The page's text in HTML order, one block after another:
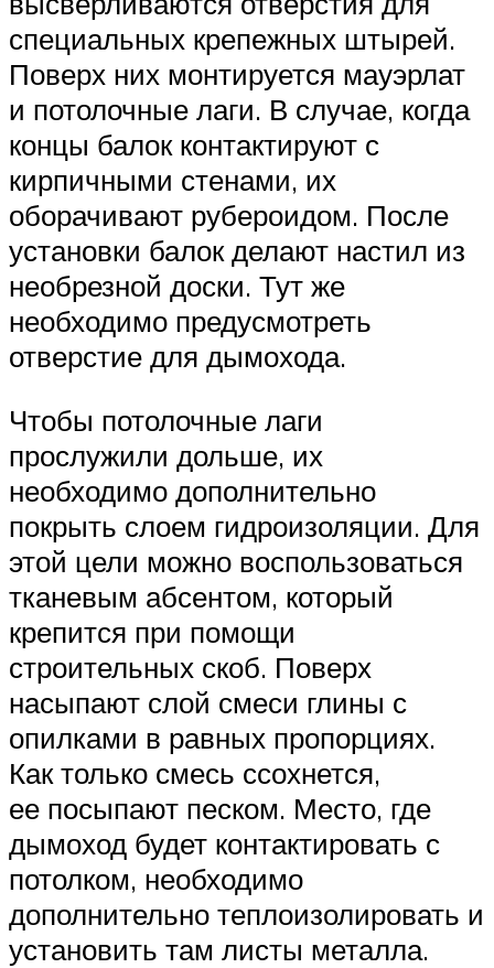
специальных крепежных штырей.
Поверх них монтируется мауэрлат
и потолочные лаги. В случае, когда
концы балок контактируют с
кирпичными стенами, их
оборачивают рубероидом. После
установки балок делают настил из
необрезной доски. Тут же
необходимо предусмотреть
отверстие для дымохода.
Чтобы потолочные лаги
прослужили дольше, их
необходимо дополнительно
покрыть слоем гидроизоляции. Для
этой цели можно воспользоваться
тканевым абсентом, который
крепится при помощи
строительных скоб. Поверх
насыпают слой смеси глины с
опилками в равных пропорциях.
Как только смесь ссохнется,
ее посыпают песком. Место, где
дымоход будет контактировать с
потолком, необходимо
дополнительно теплоизолировать и
установить там листы металла.